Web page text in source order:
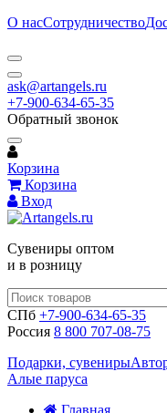
О насСотрудничество
ask@artangels.ru
+7-900-634-65-35
Обратный звонок
Корзина
Корзина
Вход
Сувениры оптом
и в розницу
СПб +7-900-634-65-35
Россия 8 800 707-08-75
Подарки, сувениры
Алые паруса
Главная